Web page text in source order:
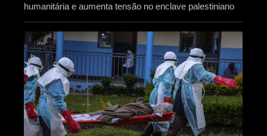
humanitária e aumenta tensão no enclave palestiniano